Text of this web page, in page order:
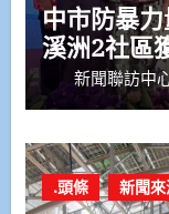
中市防暴
溪洲2社區
新聞聯訪中
.頭條 新聞